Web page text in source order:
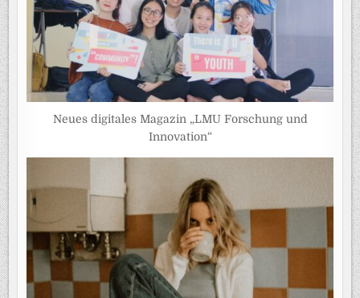
Neues digitales Magazin „LMU Forschung und
Innovation“